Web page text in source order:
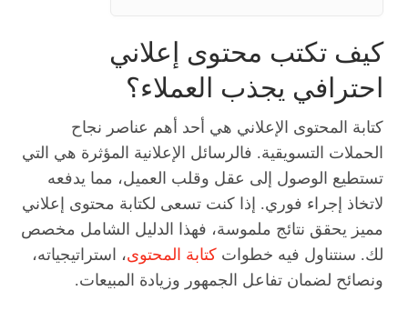
كيف تكتب محتوى إعلاني
احترافي يجذب العملاء؟
كتابة المحتوى الإعلاني هي أحد أهم عناصر نجاح
الحملات التسويقية. فالرسائل الإعلانية المؤثرة هي التي
تستطيع الوصول إلى عقل وقلب العميل، مما يدفعه
لاتخاذ إجراء فوري. إذا كنت تسعى لكتابة محتوى إعلاني
مميز يحقق نتائج ملموسة، فهذا الدليل الشامل مخصص
لك. سنتناول فيه خطوات كتابة المحتوى، استراتيجياته،
ونصائح لضمان تفاعل الجمهور وزيادة المبيعات.